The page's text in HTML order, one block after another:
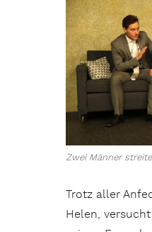
Zwei Männer
Trotz aller
Helen,